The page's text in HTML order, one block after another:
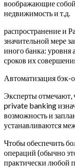
воображающие
недвижимость и т.д.
распространение и
значительной мере
иного банка: уровня
сроков их
Автоматизация
Эксперты отмечают,
private banking
возможность и
устанавливаются
Чтобы обеспечить
операций (обычно
практически любой